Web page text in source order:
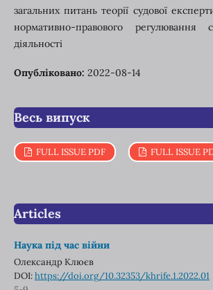
загальних питань теорії судової
нормативно-правового регулювання
діяльності
Опубліковано: 2022-08-14
Весь випуск
FULL ISSUE PDF FULL ISSUE
Articles
Наука під час війни
Олександр Клюєв
DOI:https://doi.org/10.32353/khrife.1.2022.01